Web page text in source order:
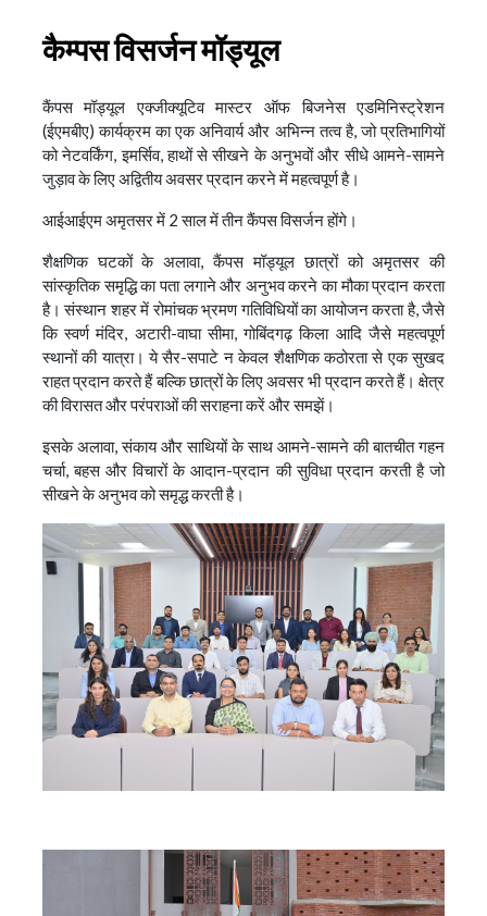
कैम्पस विसर्जन मॉड्यूल
कैंपस मॉड्यूल एक्जीक्यूटिव मास्टर ऑफ बिजनेस एडमिनिस्ट्रेशन
(ईएमबीए) कार्यक्रम का एक अनिवार्य और अभिन्न तत्व है, जो प्रतिभागियों
को नेटवर्किंग, इमर्सिव, हाथों से सीखने के अनुभवों और सीधे आमने-सामने
जुड़ाव के लिए अद्वितीय अवसर प्रदान करने में महत्वपूर्ण है।
आईआईएम अमृतसर में 2 साल में तीन कैंपस विसर्जन होंगे।
शैक्षणिक घटकों के अलावा, कैंपस मॉड्यूल छात्रों को अमृतसर की
सांस्कृतिक समृद्धि का पता लगाने और अनुभव करने का मौका प्रदान करता
है। संस्थान शहर में रोमांचक भ्रमण गतिविधियों का आयोजन करता है, जैसे
कि स्वर्ण मंदिर, अटारी-वाघा सीमा, गोबिंदगढ़ किला आदि जैसे महत्वपूर्ण
स्थानों की यात्रा। ये सैर-सपाटे न केवल शैक्षणिक कठोरता से एक सुखद
राहत प्रदान करते हैं बल्कि छात्रों के लिए अवसर भी प्रदान करते हैं। क्षेत्र
की विरासत और परंपराओं की सराहना करें और समझें।
इसके अलावा, संकाय और साथियों के साथ आमने-सामने की बातचीत गहन
चर्चा, बहस और विचारों के आदान-प्रदान की सुविधा प्रदान करती है जो
सीखने के अनुभव को समृद्ध करती है।